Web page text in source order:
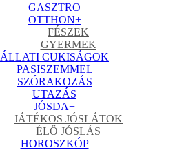
GASZTRO
OTTHON+
FÉSZEK
GYERMEK
ÁLLATI CUKISÁGOK
PASISZEMMEL
SZÓRAKOZÁS
UTAZÁS
JÓSDA+
JÁTÉKOS JÓSLÁTOK
ÉLŐ JÓSLÁS
HOROSZKÓP